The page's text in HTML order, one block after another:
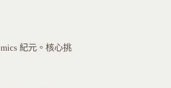
紀元。核心挑